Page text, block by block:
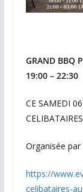
GRAND BBQ
19:00 – 22:30
CE SAMEDI
Organisée
https://
celibataires-